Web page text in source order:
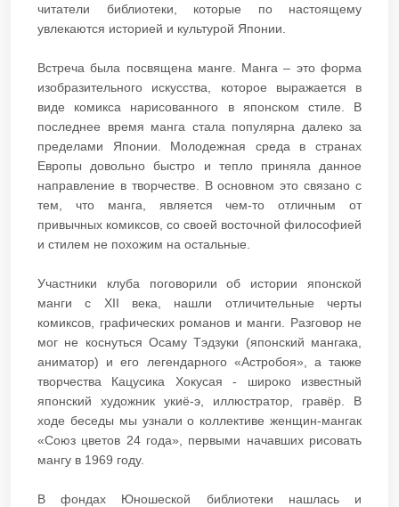
читатели библиотеки, которые по настоящему
увлекаются историей и культурой Японии.
Встреча была посвящена манге. Манга – это форма
изобразительного искусства, которое выражается в
виде комикса нарисованного в японском стиле. В
последнее время манга стала популярна далеко за
пределами Японии. Молодежная среда в странах
Европы довольно быстро и тепло приняла данное
направление в творчестве. В основном это связано с
тем, что манга, является чем-то отличным от
привычных комиксов, со своей восточной философией
и стилем не похожим на остальные.
Участники клуба поговорили об истории японской
манги с XII века, нашли отличительные черты
комиксов, графических романов и манги. Разговор не
мог не коснуться Осаму Тэдзуки (японский мангака,
аниматор) и его легендарного «Астробоя», а также
творчества Кацусика Хокусая - широко известный
японский художник укиё-э, иллюстратор, гравёр. В
ходе беседы мы узнали о коллективе женщин-мангак
«Союз цветов 24 года», первыми начавших рисовать
мангу в 1969 году.
В фондах Юношеской библиотеки нашлась и